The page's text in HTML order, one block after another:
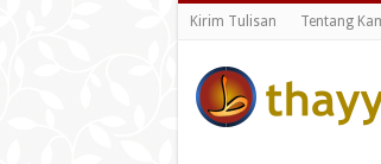
Kirim Tulisan Tentang